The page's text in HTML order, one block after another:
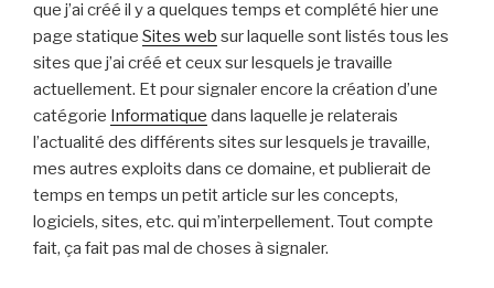
que j’ai créé il y a quelques temps et complété hier une
page statique Sites web sur laquelle sont listés tous les
sites que j’ai créé et ceux sur lesquels je travaille
actuellement. Et pour signaler encore la création d’une
catégorie Informatique dans laquelle je relaterais
l’actualité des différents sites sur lesquels je travaille,
mes autres exploits dans ce domaine, et publierait de
temps en temps un petit article sur les concepts,
logiciels, sites, etc. qui m’interpellement. Tout compte
fait, ça fait pas mal de choses à signaler.